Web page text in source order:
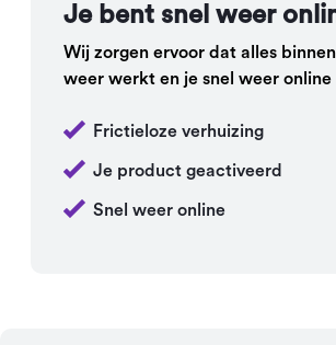
Je bent snel weer
Wij zorgen ervoor dat alles
weer werkt en je snel weer online
Frictieloze verhuizing
Je product geactiveerd
Snel weer online